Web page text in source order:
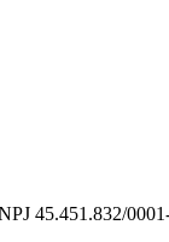
45.451.832/